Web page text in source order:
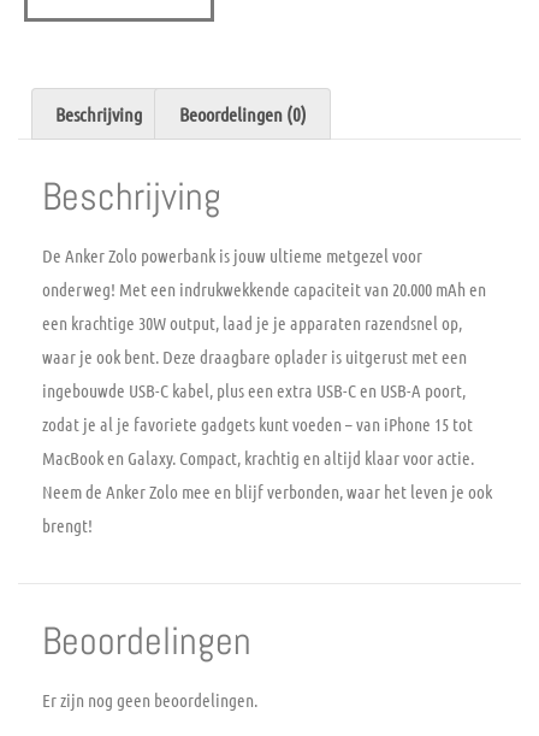
Beschrijving Beoordelingen (0)
Beschrijving
De Anker Zolo powerbank is jouw ultieme metgezel voor
onderweg! Met een indrukwekkende capaciteit van 20.000 mAh en
een krachtige 30W output, laad je je apparaten razendsnel op,
waar je ook bent. Deze draagbare oplader is uitgerust met een
ingebouwde USB-C kabel, plus een extra USB-C en USB-A poort,
zodat je al je favoriete gadgets kunt voeden – van iPhone 15 tot
MacBook en Galaxy. Compact, krachtig en altijd klaar voor actie.
Neem de Anker Zolo mee en blijf verbonden, waar het leven je ook
brengt!
Beoordelingen
Er zijn nog geen beoordelingen.